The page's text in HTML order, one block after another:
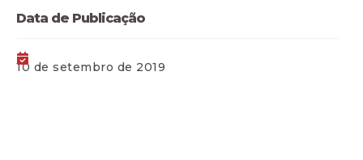
Data de Publicação
10 de setembro de 2019